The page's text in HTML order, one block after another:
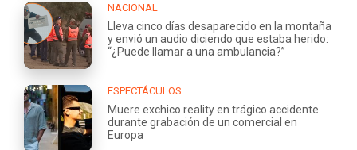
NACIONAL
Lleva cinco días desaparecido en la montaña
y envió un audio diciendo que estaba herido:
“¿Puede llamar a una ambulancia?”
ESPECTÁCULOS
Muere exchico reality en trágico accidente
durante grabación de un comercial en
Europa